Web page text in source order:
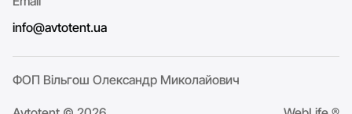
info@avtotent.ua
ФОП Вільгош Олександр Миколайович